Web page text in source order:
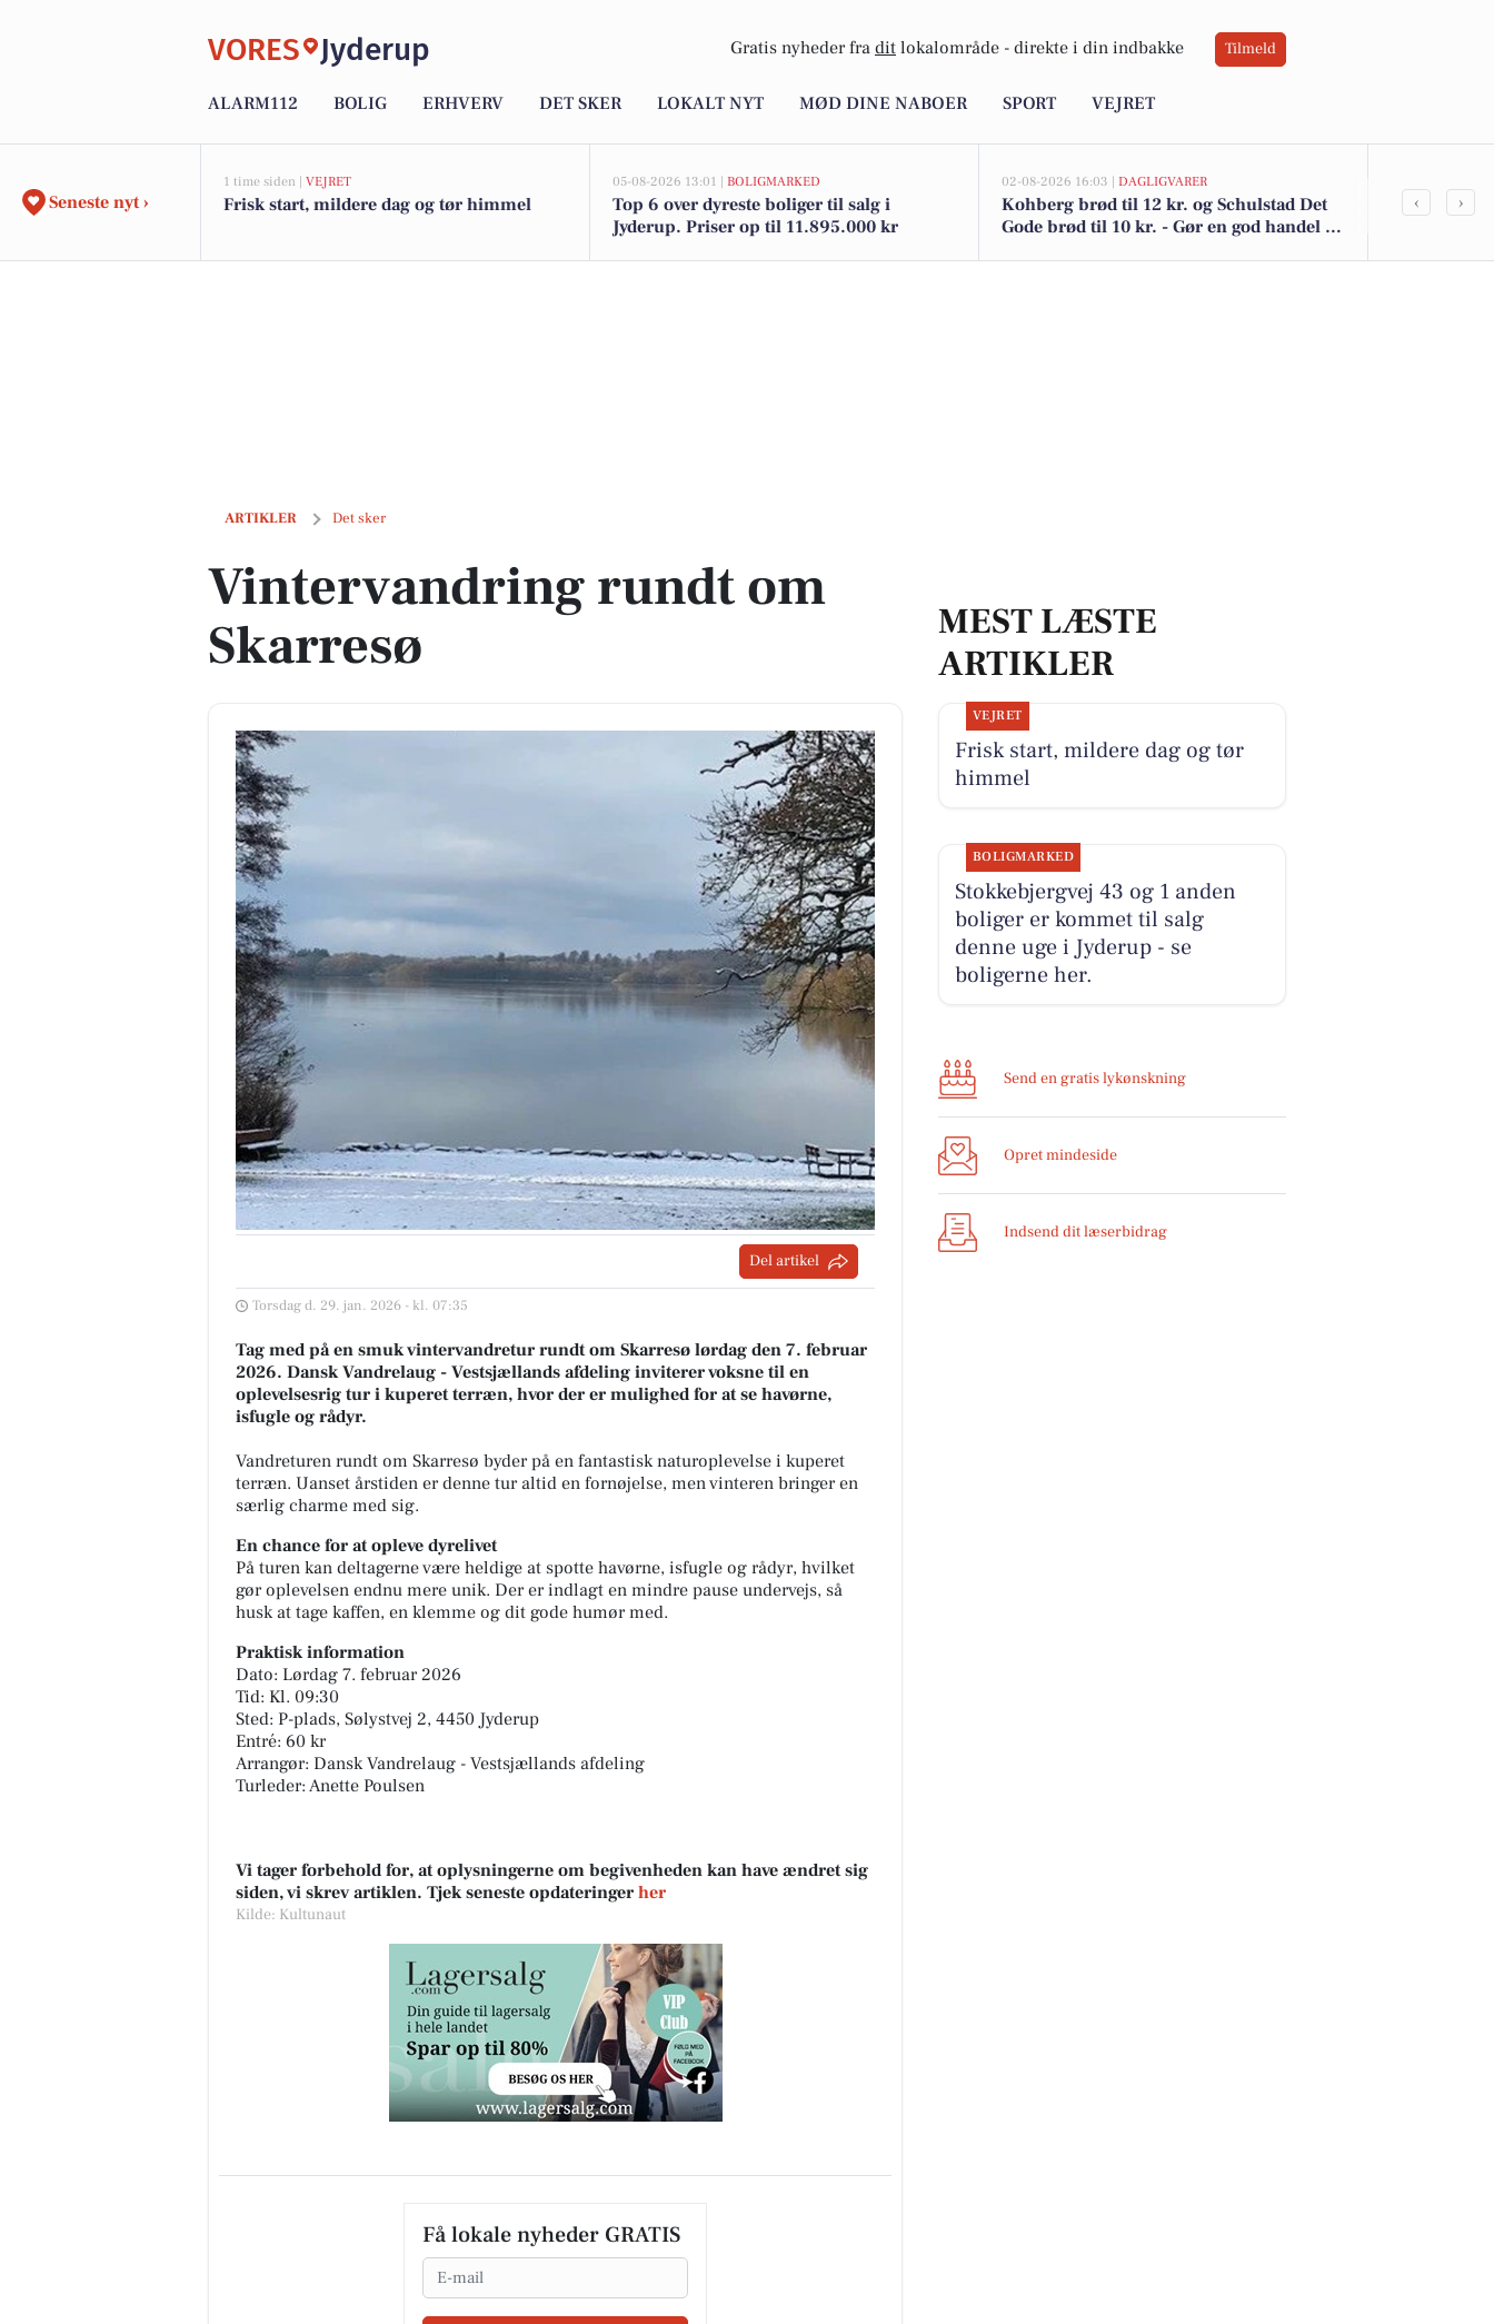
VORES Jyderup Gratis nyheder fra dit lokalområde - direkte i din indbakke Tilmeld
ALARM112 BOLIG ERHVERV DET SKER LOKALT NYT MØD DINE NABOER SPORT VEJRET
Seneste nyt ›
1 time siden | VEJRET
Frisk start, mildere dag og tør himmel
05-08-2026 13:01 | BOLIGMARKED
Top 6 over dyreste boliger til salg i
Jyderup. Priser op til 11.895.000 kr
02-08-2026 16:03 | DAGLIGVARER
Kohberg brød til 12 kr. og Schulstad Det
Gode brød til 10 kr. - Gør en god handel i
‹ ›
ARTIKLER Det sker
Vintervandring rundt om Skarresø
Vintervandring rundt om
Skarresø
Del artikel
Torsdag d. 29. jan. 2026 - kl. 07:35
Tag med på en smuk vintervandretur rundt om Skarresø lørdag den 7. februar
2026. Dansk Vandrelaug - Vestsjællands afdeling inviterer voksne til en
oplevelsesrig tur i kuperet terræn, hvor der er mulighed for at se havørne,
isfugle og rådyr.
Vandreturen rundt om Skarresø byder på en fantastisk naturoplevelse i kuperet
terræn. Uanset årstiden er denne tur altid en fornøjelse, men vinteren bringer en
særlig charme med sig.
En chance for at opleve dyrelivet
På turen kan deltagerne være heldige at spotte havørne, isfugle og rådyr, hvilket
gør oplevelsen endnu mere unik. Der er indlagt en mindre pause undervejs, så
husk at tage kaffen, en klemme og dit gode humør med.
Praktisk information
Dato: Lørdag 7. februar 2026
Tid: Kl. 09:30
Sted: P-plads, Sølystvej 2, 4450 Jyderup
Entré: 60 kr
Arrangør: Dansk Vandrelaug - Vestsjællands afdeling
Turleder: Anette Poulsen
Vi tager forbehold for, at oplysningerne om begivenheden kan have ændret sig
siden, vi skrev artiklen. Tjek seneste opdateringer her
Kilde: Kultunaut
Få lokale nyheder GRATIS
Email
MEST LÆSTE
ARTIKLER
VEJRET
Frisk start, mildere dag og tør
himmel
BOLIGMARKED
Stokkebjergvej 43 og 1 anden
boliger er kommet til salg
denne uge i Jyderup - se
boligerne her.
Send en gratis lykønskning
Opret mindeside
Indsend dit læserbidrag